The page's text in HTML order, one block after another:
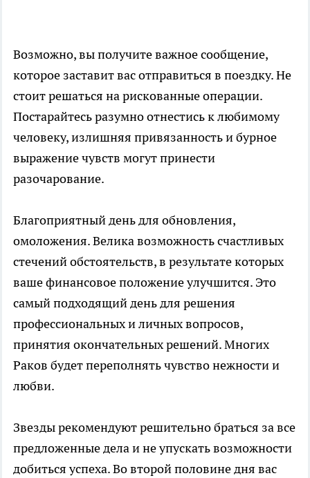
Возможно, вы получите важное сообщение,
которое заставит вас отправиться в поездку. Не
стоит решаться на рискованные операции.
Постарайтесь разумно отнестись к любимому
человеку, излишняя привязанность и бурное
выражение чувств могут принести
разочарование.
Благоприятный день для обновления,
омоложения. Велика возможность счастливых
стечений обстоятельств, в результате которых
ваше финансовое положение улучшится. Это
самый подходящий день для решения
профессиональных и личных вопросов,
принятия окончательных решений. Многих
Раков будет переполнять чувство нежности и
любви.
Звезды рекомендуют решительно браться за все
предложенные дела и не упускать возможности
добиться успеха. Во второй половине дня вас